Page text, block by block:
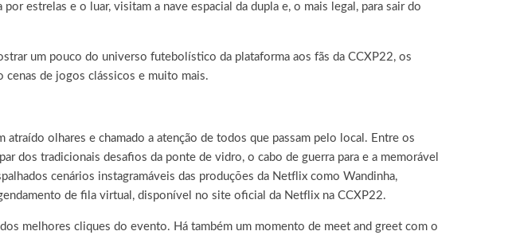
estrelas e o luar, visitam a nave espacial da dupla e, o mais legal, para sair do
um pouco do universo futebolístico da plataforma aos fãs da CCXP22, os
de jogos clássicos e muito mais.
olhares e chamado a atenção de todos que passam pelo local. Entre os
dos tradicionais desafios da ponte de vidro, o cabo de guerra para e a memorável
cenários instagramáveis das produções da Netflix como Wandinha,
de fila virtual, disponível no site oficial da Netflix na CCXP22.
melhores cliques do evento. Há também um momento de meet and greet com o